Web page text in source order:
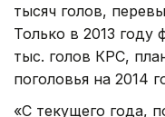
тысяч голов,
Только в 2013 году
тыс. голов КРС,
поголовья на 2014
«С текущего года,